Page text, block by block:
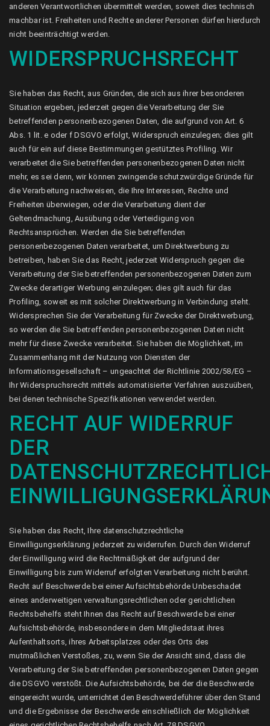
anderen Verantwortlichen übermittelt werden, soweit dies technisch
machbar ist. Freiheiten und Rechte anderer Personen dürfen hierdurch
nicht beeinträchtigt werden.
WIDERSPRUCHSRECHT
Sie haben das Recht, aus Gründen, die sich aus ihrer besonderen
Situation ergeben, jederzeit gegen die Verarbeitung der Sie
betreffenden personenbezogenen Daten, die aufgrund von Art. 6
Abs. 1 lit. e oder f DSGVO erfolgt, Widerspruch einzulegen; dies gilt
auch für ein auf diese Bestimmungen gestütztes Profiling. Wir
verarbeitet die Sie betreffenden personenbezogenen Daten nicht
mehr, es sei denn, wir können zwingende schutzwürdige Gründe für
die Verarbeitung nachweisen, die Ihre Interessen, Rechte und
Freiheiten überwiegen, oder die Verarbeitung dient der
Geltendmachung, Ausübung oder Verteidigung von
Rechtsansprüchen. Werden die Sie betreffenden
personenbezogenen Daten verarbeitet, um Direktwerbung zu
betreiben, haben Sie das Recht, jederzeit Widerspruch gegen die
Verarbeitung der Sie betreffenden personenbezogenen Daten zum
Zwecke derartiger Werbung einzulegen; dies gilt auch für das
Profiling, soweit es mit solcher Direktwerbung in Verbindung steht.
Widersprechen Sie der Verarbeitung für Zwecke der Direktwerbung,
so werden die Sie betreffenden personenbezogenen Daten nicht
mehr für diese Zwecke verarbeitet. Sie haben die Möglichkeit, im
Zusammenhang mit der Nutzung von Diensten der
Informationsgesellschaft – ungeachtet der Richtlinie 2002/58/EG –
Ihr Widerspruchsrecht mittels automatisierter Verfahren auszuüben,
bei denen technische Spezifikationen verwendet werden.
RECHT AUF WIDERRUF
DER
Sie haben das Recht, Ihre datenschutzrechtliche
Einwilligungserklärung jederzeit zu widerrufen. Durch den Widerruf
der Einwilligung wird die Rechtmäßigkeit der aufgrund der
Einwilligung bis zum Widerruf erfolgten Verarbeitung nicht berührt.
Recht auf Beschwerde bei einer Aufsichtsbehörde Unbeschadet
eines anderweitigen verwaltungsrechtlichen oder gerichtlichen
Rechtsbehelfs steht Ihnen das Recht auf Beschwerde bei einer
Aufsichtsbehörde, insbesondere in dem Mitgliedstaat ihres
Aufenthaltsorts, ihres Arbeitsplatzes oder des Orts des
mutmaßlichen Verstoßes, zu, wenn Sie der Ansicht sind, dass die
Verarbeitung der Sie betreffenden personenbezogenen Daten gegen
die DSGVO verstößt. Die Aufsichtsbehörde, bei der die Beschwerde
eingereicht wurde, unterrichtet den Beschwerdeführer über den Stand
und die Ergebnisse der Beschwerde einschließlich der Möglichkeit